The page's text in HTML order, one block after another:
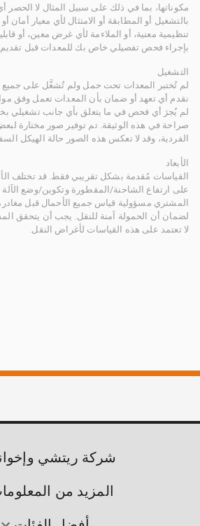
مكوناتها، بما في ذلك على سبيل المثال لا الحصر
بالتشغيل أو المطابقة أو الامتثال لأي معيار
تنظيمية معنية، أو الملاءمة لأي غرض معين، أو
بإجراء فحص تفصيلي خاص بك للمعدات قبل تقديم
التشغيل
لم تُختبر المعدات تحت حمل ولم تُشغَّل على جميع
نقدم أي تعهد أو ضمان بأن المعدات تعمل وفق
لم يُجرَ أي فحص في ما يتعلق بأي جانب تشغيلي
صراحة في هذه الوثيقة. تم توفير صور مختارة
الفردية، وقد لا تعكس هذه الصور حالة الهيكل
الأبعاد
القياسات مُقدمة بشكل تقريبي فقط. قد تختلف
على ارتفاع الشاحنة/المقطورة وتكوين/وضع
المشتري مسؤولية قياس جميع الأحمال قبل
لضمان أن الحمولة آمنة للنقل. يجب أن يتحقق
لا تعتمد على هذه القياسات لأغراض النقل.
شركة ريتشي
المزيد من